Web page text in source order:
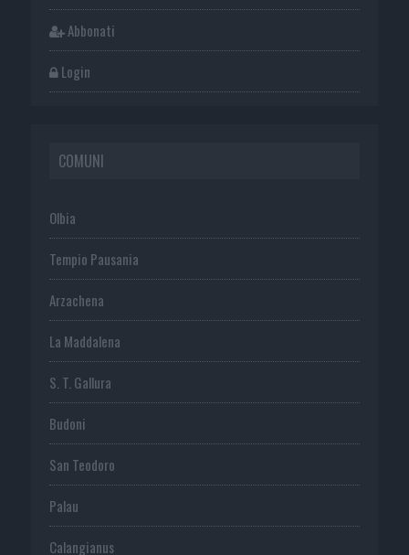
Abbonati
Login
COMUNI
Olbia
Tempio Pausania
Arzachena
La Maddalena
S. T. Gallura
Budoni
San Teodoro
Palau
Calangianus